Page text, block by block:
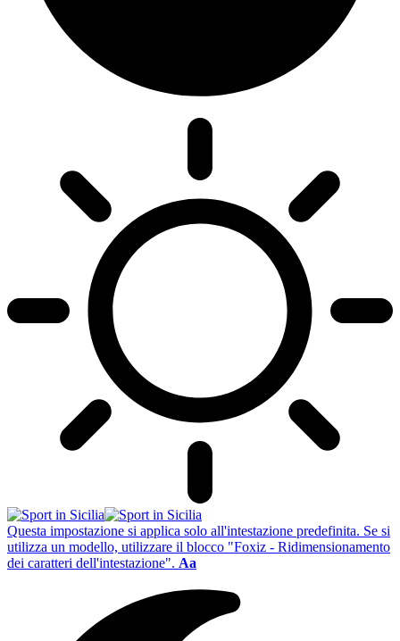
Questa impostazione si applica solo all'intestazione predefinita. Se si
utilizza un modello, utilizzare il blocco "Foxiz - Ridimensionamento
dei caratteri dell'intestazione". Aa